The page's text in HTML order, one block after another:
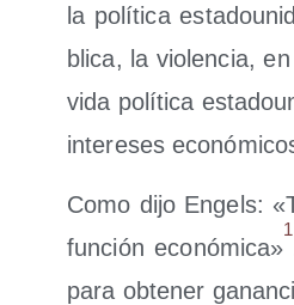
la polí­ti­ca
bli­ca, la vio­len­cia,
vida polí­ti­ca
intere­ses
Como dijo Engels:
fun­ción eco­nó­mi­ca»
1
para obte­ner